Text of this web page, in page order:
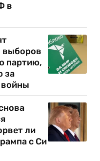
в
выборов
партию,
за
ли
с Си